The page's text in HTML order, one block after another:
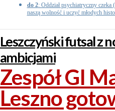
do 2: Oddział psychiatryczny czeka
naszą wolność i uczyć młodych
Leszczyński futsal z
ambicjami
Zespół GI
Leszno